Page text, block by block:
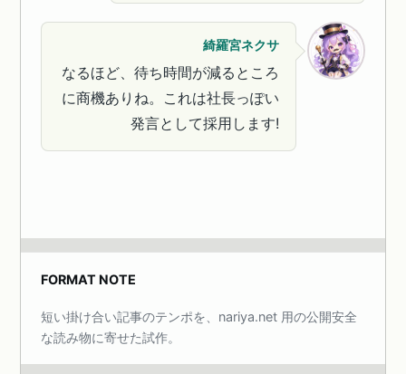
綺羅宮ネクサ
なるほど、待ち時間が減るところ
に商機ありね。これは社長っぽい
発言として採用します!
FORMAT NOTE
短い掛け合い記事のテンポを、nariya.net 用の公開安全
な読み物に寄せた試作。